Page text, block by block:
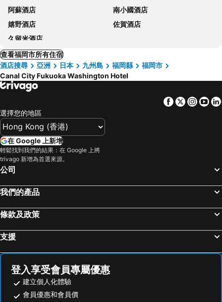
阿蘇酒店
南小國酒店
嬉野酒店
佐賀酒店
久留米酒店
查看福岡市所有住宿
酒店搜尋
亞洲 日本 九州島 福岡縣
福岡市
Canal City Fukuoka Washington Hotel
Facebook
Twitter
選擇您的地區
在 Google 上新增
輕鬆找到我們的結果：在 Google 上將
trivago 新增為首選來源。
公司
我們的產品
條款及政策
支援
登入享受會員專屬優惠
建立個人化體驗
會員優惠和會員價